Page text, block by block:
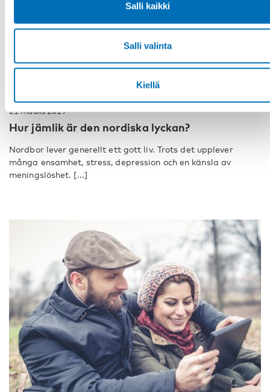
Salli kaikki
Salli valinta
Kiellä
KANSANTERVEYS
21 maalis 2019
Hur jämlik är den nordiska lyckan?
Nordbor lever generellt ett gott liv. Trots det upplever
många ensamhet, stress, depression och en känsla av
meningslöshet. [...]